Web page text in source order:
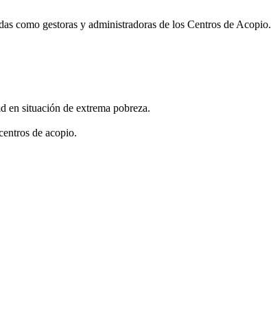
como gestoras y administradoras de los Centros de Acopio.
en situación de extrema pobreza.
de acopio.